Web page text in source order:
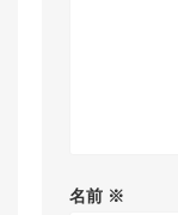
名前 ※